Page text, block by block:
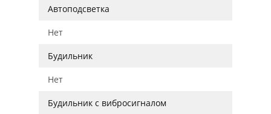
Автоподсветка
Нет
Будильник
Нет
Будильник с вибросигналом